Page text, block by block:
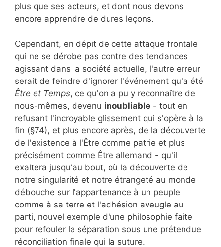
plus que ses acteurs, et dont nous devons
encore apprendre de dures leçons.
Cependant, en dépit de cette attaque frontale
qui ne se dérobe pas contre des tendances
agissant dans la société actuelle, l'autre erreur
serait de feindre d'ignorer l'événement qu'a été
Être et Temps, ce qu'on a pu y reconnaître de
nous-mêmes, devenu inoubliable - tout en
refusant l'incroyable glissement qui s'opère à la
fin (§74), et plus encore après, de la découverte
de l'existence à l'Être comme patrie et plus
précisément comme Être allemand - qu'il
exaltera jusqu'au bout, où la découverte de
notre singularité et notre étrangeté au monde
débouche sur l'appartenance à un peuple
comme à sa terre et l'adhésion aveugle au
parti, nouvel exemple d'une philosophie faite
pour refouler la séparation sous une prétendue
réconciliation finale qui la suture.